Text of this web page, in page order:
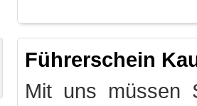
Führerschein
Mit uns müssen